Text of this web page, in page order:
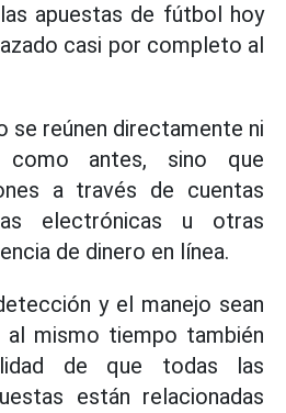
apuestas de fútbol hoy
casi por completo al
se reúnen directamente ni
como antes, sino que
a través de cuentas
electrónicas u otras
de dinero en línea.
y el manejo sean
mismo tiempo también
de que todas las
están relacionadas